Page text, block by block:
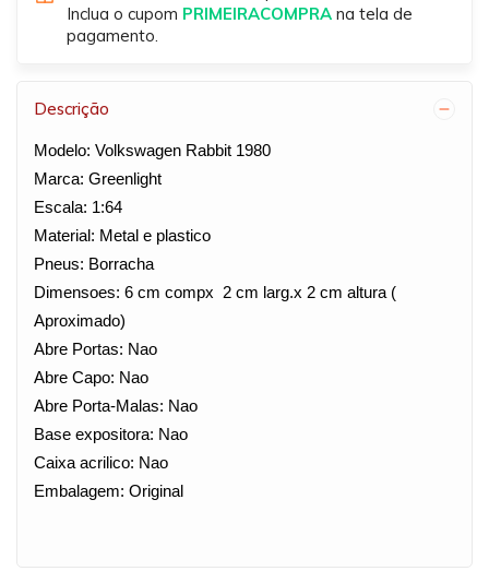
Inclua o cupom PRIMEIRACOMPRA na tela de
pagamento.
Descrição
Modelo: Volkswagen Rabbit 1980
Marca: Greenlight
Escala: 1:64
Material: Metal e plastico
Pneus: Borracha
Dimensoes: 6 cm compx
2 cm larg.x 2 cm altura (
Aproximado)
Abre Portas: Nao
Abre Capo: Nao
Abre Porta-Malas: Nao
Base expositora: Nao
Caixa acrilico: Nao
Embalagem: Original